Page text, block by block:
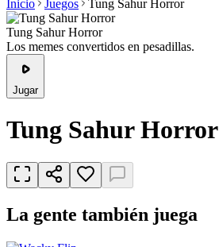
Inicio Juegos Tung Sahur Horror
Tung Sahur Horror
Los memes convertidos en pesadillas.
Jugar
Tung Sahur Horror
La gente también juega